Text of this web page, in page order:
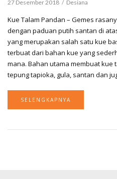
27 Desember 2018 Desiana
Kue Talam Pandan – Gemes
dengan paduan putih santan di
yang merupakan salah satu kue
terbuat dari bahan kue yang
mana. Bahan utama membuat kue
tepung tapioka, gula, santan dan
SELENGKAPNYA